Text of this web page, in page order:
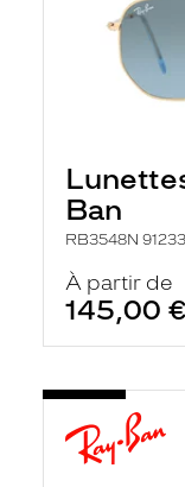
Ban
RB3548N
À partir de
145,00 €